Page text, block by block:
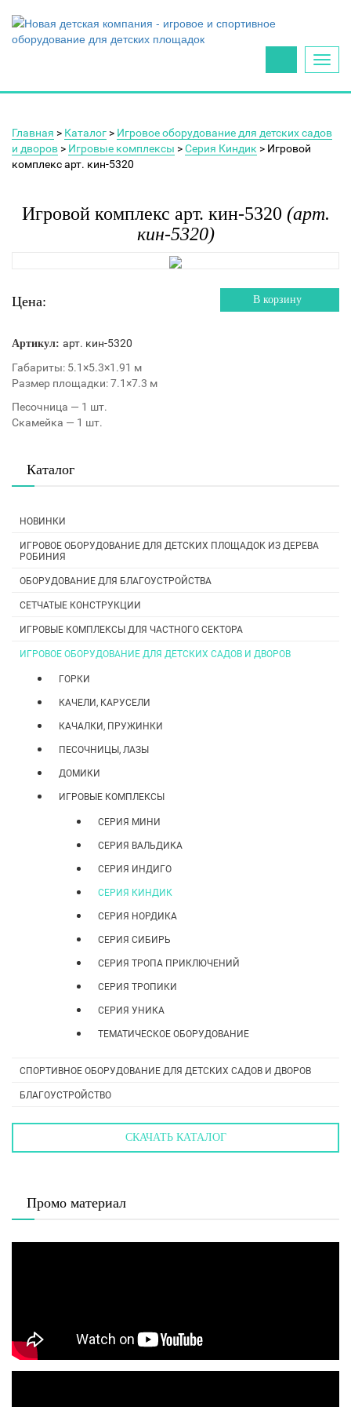
Главная > Каталог > Игровое оборудование для детских садов
и дворов > Игровые комплексы >Серия Киндик > Игровой
комплекс арт. кин-5320
Игровой комплекс арт. кин-5320 (арт.
кин-5320)
Цена: В корзину
Артикул: арт. кин-5320
Габариты: 5.1×5.3×1.91 м
Размер площадки: 7.1×7.3 м
Песочница — 1 шт.
Скамейка — 1 шт.
Каталог
НОВИНКИ
ИГРОВОЕ ОБОРУДОВАНИЕ ДЛЯ ДЕТСКИХ ПЛОЩАДОК ИЗ ДЕРЕВА
РОБИНИЯ
ОБОРУДОВАНИЕ ДЛЯ БЛАГОУСТРОЙСТВА
СЕТЧАТЫЕ КОНСТРУКЦИИ
ИГРОВЫЕ КОМПЛЕКСЫ ДЛЯ ЧАСТНОГО СЕКТОРА
ИГРОВОЕ ОБОРУДОВАНИЕ ДЛЯ ДЕТСКИХ САДОВ И ДВОРОВ
ГОРКИ
КАЧЕЛИ, КАРУСЕЛИ
КАЧАЛКИ, ПРУЖИНКИ
ПЕСОЧНИЦЫ, ЛАЗЫ
ДОМИКИ
ИГРОВЫЕ КОМПЛЕКСЫ
CЕРИЯ МИНИ
СЕРИЯ ВАЛЬДИКА
СЕРИЯ ИНДИГО
СЕРИЯ КИНДИК
СЕРИЯ НОРДИКА
СЕРИЯ СИБИРЬ
СЕРИЯ ТРОПА ПРИКЛЮЧЕНИЙ
СЕРИЯ ТРОПИКИ
СЕРИЯ УНИКА
ТЕМАТИЧЕСКОЕ ОБОРУДОВАНИЕ
СПОРТИВНОЕ ОБОРУДОВАНИЕ ДЛЯ ДЕТСКИХ САДОВ И ДВОРОВ
БЛАГОУСТРОЙСТВО
СКАЧАТЬ КАТАЛОГ
Промо материал